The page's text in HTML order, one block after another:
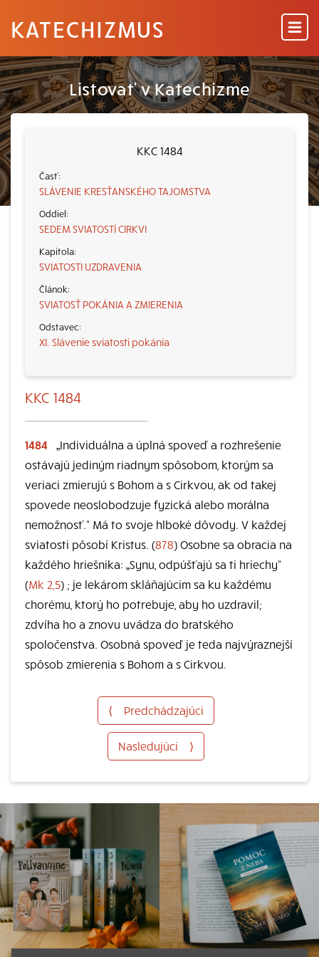
KATECHIZMUS
Listovať v Katechizme
KKC 1484
SLÁVENIE KRESŤANSKÉHO TAJOMSTVA
SEDEM SVIATOSTÍ CIRKVI
SVIATOSTI UZDRAVENIA
SVIATOSŤ POKÁNIA A ZMIERENIA
XI. Slávenie sviatosti pokánia
KKC 1484
1484
„Individuálna a úplná spoveď a rozhrešenie
ostávajú jediným riadnym spôsobom, ktorým sa
veriaci zmierujú s Bohom a s Cirkvou, ak od takej
spovede neoslobodzuje fyzická alebo morálna
nemožnosť.“ Má to svoje hlboké dôvody. V každej
sviatosti pôsobí Kristus. (878) Osobne sa obracia na
každého hriešnika: „Synu, odpúšťajú sa ti hriechy“
(Mk 2,5) ; je lekárom skláňajúcim sa ku každému
chorému, ktorý ho potrebuje, aby ho uzdravil;
zdvíha ho a znovu uvádza do bratského
spoločenstva. Osobná spoveď je teda najvýraznejší
spôsob zmierenia s Bohom a s Cirkvou.
⟨ Predchádzajúci
Nasledujúci ⟩